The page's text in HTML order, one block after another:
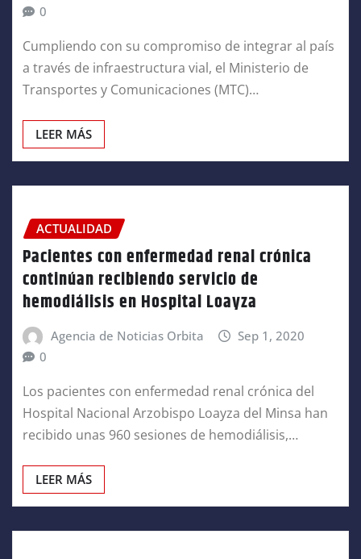
0
Cumpliendo con su compromiso de integrar al país
a través de infraestructura vial, el Ministerio de
Transportes y Comunicaciones (MTC)…
LEER MÁS
ACTUALIDAD
Pacientes con enfermedad renal crónica
continúan recibiendo servicio de
hemodiálisis en Hospital Loayza
Agencia de Noticias Orbita
Sep 1, 2020
0
Los pacientes con enfermedad renal crónica del
Hospital Nacional Arzobispo Loayza del Minsa han
recibido unas 960 sesiones de hemodiálisis,…
LEER MÁS